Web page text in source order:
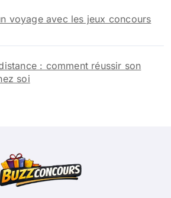
voyage avec les jeux concours
: comment réussir son
soi